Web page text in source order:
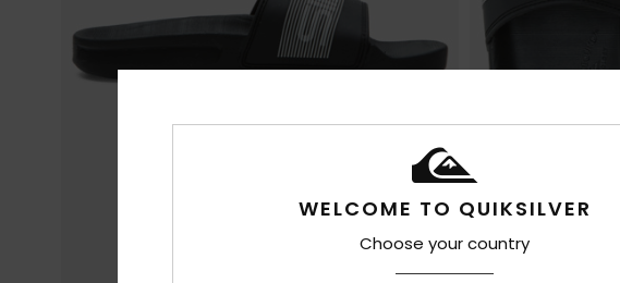
WELCOME TO QUIKSILVER
Choose your country